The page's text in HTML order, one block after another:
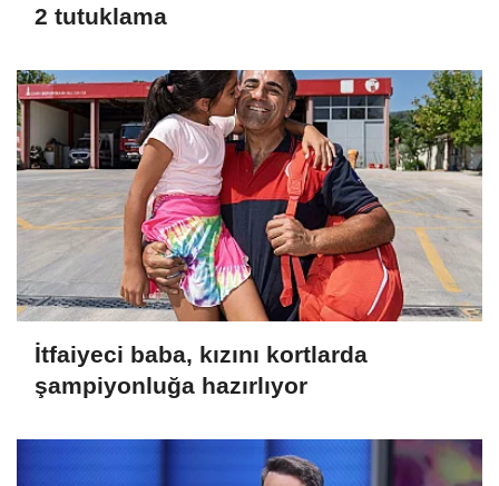
2 tutuklama
İtfaiyeci baba, kızını kortlarda
şampiyonluğa hazırlıyor